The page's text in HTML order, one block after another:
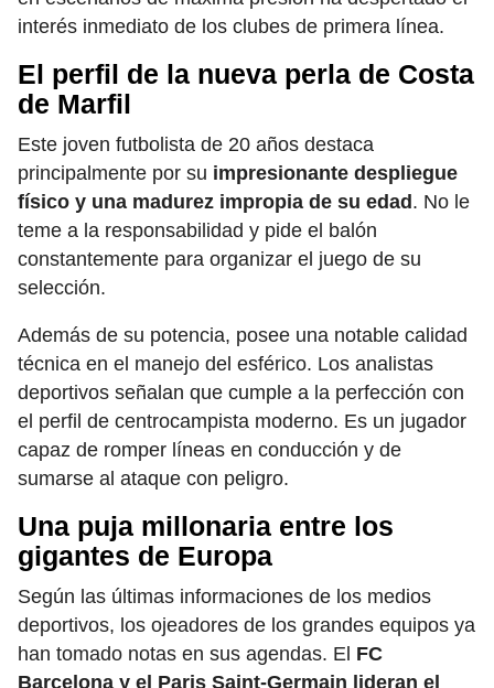
interés inmediato de los clubes de primera línea.
El perfil de la nueva perla de Costa
de Marfil
Este joven futbolista de 20 años destaca
principalmente por su impresionante despliegue
físico y una madurez impropia de su edad . No le
teme a la responsabilidad y pide el balón
constantemente para organizar el juego de su
selección.
Además de su potencia, posee una notable calidad
técnica en el manejo del esférico. Los analistas
deportivos señalan que cumple a la perfección con
el perfil de centrocampista moderno. Es un jugador
capaz de romper líneas en conducción y de
sumarse al ataque con peligro.
Una puja millonaria entre los
gigantes de Europa
Según las últimas informaciones de los medios
deportivos, los ojeadores de los grandes equipos ya
han tomado notas en sus agendas. El FC
Barcelona y el Paris Saint-Germain lideran el